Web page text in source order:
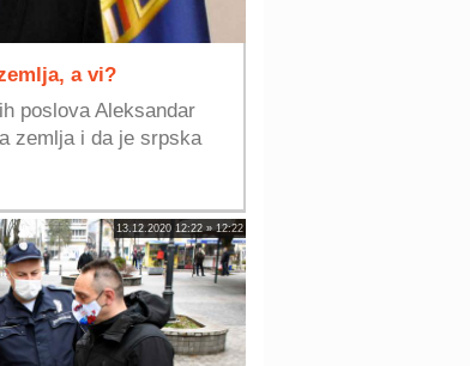
a vi?
poslova Aleksandar
zemlja i da je srpska
13.12.2020 12:22 » 12:22